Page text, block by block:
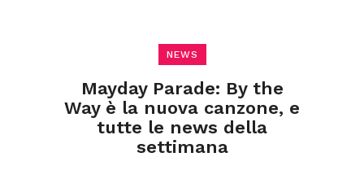
NEWS
Mayday Parade: By the
Way è la nuova canzone, e
tutte le news della
settimana